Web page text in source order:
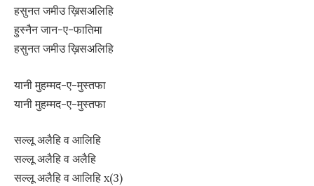
हसुनत जमीउ ख़िसअलिहि
हुस्नैन जान-ए-फातिमा
हसुनत जमीउ ख़िसअलिहि
यानी मुहम्मद-ए-मुस्तफा
यानी मुहम्मद-ए-मुस्तफा
सल्लू अलैहि व आलिहि
सल्लू अलैहि व अलैहि
सल्लू अलैहि व आलिहि x(3)